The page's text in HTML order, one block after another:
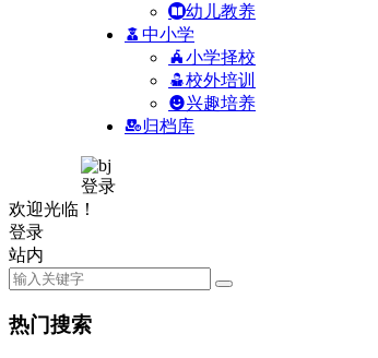
幼儿教养
中小学
小学择校
校外培训
兴趣培养
归档库
登录
欢迎光临！
登录
站内
热门搜索